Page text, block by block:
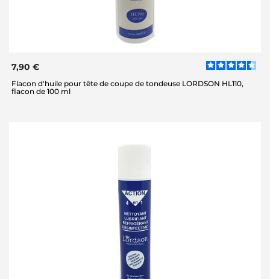
7,90 €
Flacon d'huile pour tête de coupe de tondeuse LORDSON HL110,
flacon de 100 ml